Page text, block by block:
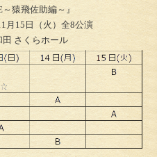
猿飛佐助編～』
月15日（火）全8公演
さくらホール